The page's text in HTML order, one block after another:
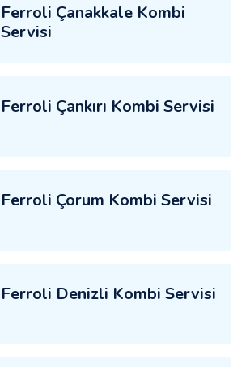
Ferroli Çanakkale Kombi
Servisi
Ferroli Çankırı Kombi Servisi
Ferroli Çorum Kombi Servisi
Ferroli Denizli Kombi Servisi